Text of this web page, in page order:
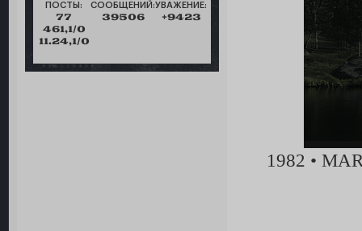
ПОСТЫ:
77
461,1/0
11.24,1/0
СООБЩЕНИЙ:
39506
УВАЖЕНИЕ:
+9423
1982 •